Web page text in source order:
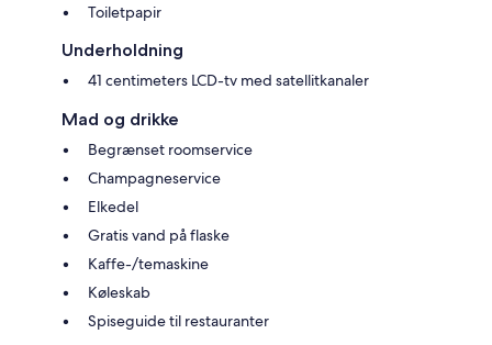
Toiletpapir
Underholdning
41 centimeters LCD-tv med satellitkanaler
Mad og drikke
Begrænset roomservice
Champagneservice
Elkedel
Gratis vand på flaske
Kaffe-/temaskine
Køleskab
Spiseguide til restauranter